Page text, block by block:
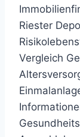
Riester
Vergleich